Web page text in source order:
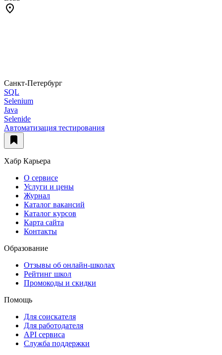
Санкт-Петербург
SQL
Selenium
Java
Selenide
Автоматизация тестирования
Хабр Карьера
О сервисе
Услуги и цены
Журнал
Каталог вакансий
Каталог курсов
Карта сайта
Контакты
Образование
Отзывы об онлайн-школах
Рейтинг школ
Промокоды и скидки
Помощь
Для соискателя
Для работодателя
API сервиса
Служба поддержки